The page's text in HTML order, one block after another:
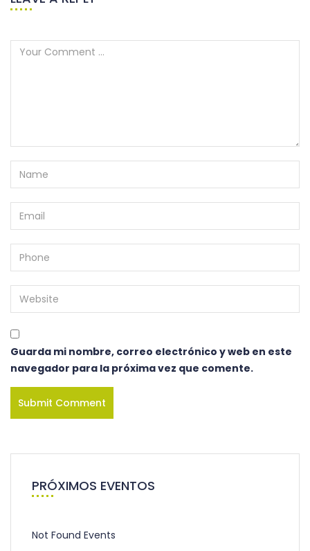
Guarda mi nombre, correo electrónico y web en este
navegador para la próxima vez que comente.
PRÓXIMOS EVENTOS
Not Found Events